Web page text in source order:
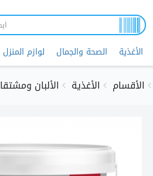
الأغذية الصحة والجمال لوازم المنزل
الأقسام الأغذية الألبان